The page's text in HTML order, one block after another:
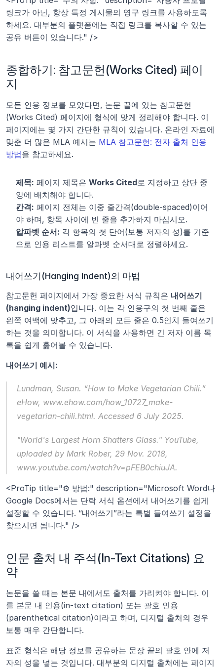
링크가 아닌, 항상 특정 게시물의 영구 링크를 사용하도록
하세요. 대부분의 플랫폼에는 직접 링크를 복사할 수 있는
공유 버튼이 있습니다." />
종합하기: 참고문헌(Works Cited) 페이
지
모든 인용 정보를 모았다면, 논문 끝에 있는 참고문헌
(Works Cited) 페이지에 형식에 맞게 정리해야 합니다. 이
페이지에는 몇 가지 간단한 규칙이 있습니다. 온라인 자료에
맞춘 더 많은 MLA 예시는 MLA 참고문헌: 전자 출처 인용
방법을 참고하세요.
제목: 페이지 제목은 Works Cited로 지정하고 상단 중
앙에 배치해야 합니다.
간격: 페이지 전체는 이중 줄간격(double-spaced)이어
야 하며, 항목 사이에 빈 줄을 추가하지 마십시오.
알파벳 순서: 각 항목의 첫 단어(보통 저자의 성)를 기준
으로 인용 리스트를 알파벳 순서대로 정렬하세요.
내어쓰기(Hanging Indent)의 마법
참고문헌 페이지에서 가장 중요한 서식 규칙은 내어쓰기
(hanging indent)입니다. 이는 각 인용구의 첫 번째 줄은
왼쪽 여백에 맞추고, 그 아래의 모든 줄은 0.5인치 들여쓰기
하는 것을 의미합니다. 이 서식을 사용하면 긴 저자 이름 목
록을 쉽게 훑어볼 수 있습니다.
내어쓰기 예시:
eHow, www.ehow.com/how_10727_make-
vegetarian-chili.html. Accessed 6 July 2025.
"World's Largest Horn Shatters Glass." YouTube,
uploaded by Mark Rober, 29 Nov. 2018,
www.youtube.com/watch?v=pFEB0chiuJA.
<ProTip title="⚙️ 방법:" description="Microsoft Word나
Google Docs에서는 단락 서식 옵션에서 내어쓰기를 쉽게
설정할 수 있습니다. “내어쓰기”라는 특별 들여쓰기 설정을
찾으시면 됩니다." />
인문 출처 내 주석(In-Text Citations) 요
약
논문을 쓸 때는 본문 내에서도 출처를 가리켜야 합니다. 이
를 본문 내 인용(in-text citation) 또는 괄호 인용
(parenthetical citation)이라고 하며, 디지털 출처의 경우
보통 매우 간단합니다.
표준 형식은 해당 정보를 공유하는 문장 끝의 괄호 안에 저
자의 성을 넣는 것입니다. 대부분의 디지털 출처에는 페이지